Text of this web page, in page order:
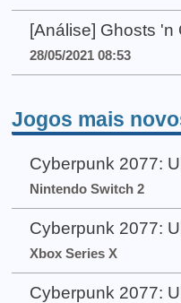
[Análise] Ghosts
28/05/2021 08:53
Jogos mais
Cyberpunk 2077:
Nintendo Switch 2
Cyberpunk 2077:
Xbox Series X
Cyberpunk 2077: